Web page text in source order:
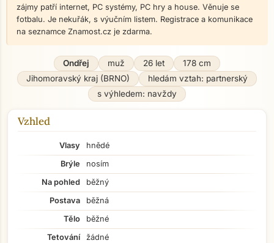
zájmy patří internet, PC systémy, PC hry a house. Věnuje se
fotbalu. Je nekuřák, s výučním listem. Registrace a komunikace
na seznamce Znamost.cz je zdarma.
Ondřej muž 26 let
178 cm
Jihomoravský kraj (BRNO)
hledám vztah: partnerský
s výhledem: navždy
Vzhled
Vlasy
hnědé
Brýle
nosím
Na pohled
běžný
Postava
běžná
Tělo
běžné
Tetování
žádné